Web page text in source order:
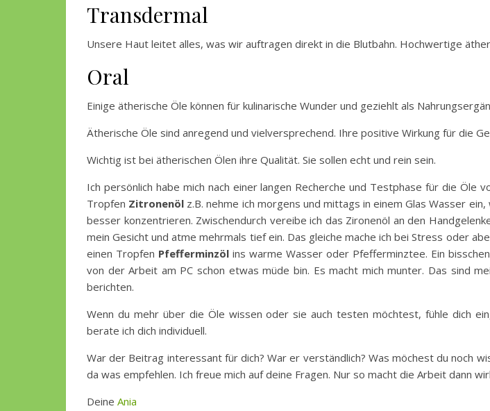
Transdermal
Unsere Haut leitet alles, was wir auftragen direkt in die Blutbahn. Hochwertige
Oral
Einige ätherische Öle können für kulinarische Wunder und geziehlt als
Ätherische Öle sind anregend und vielversprechend. Ihre positive Wirkung für die
Wichtig ist bei ätherischen Ölen ihre Qualität. Sie sollen echt und rein sein.
Ich persönlich habe mich nach einer langen Recherche und Testphase für die Öle
Tropfen Zitronenöl z.B. nehme ich morgens und mittags in einem Glas Wasser
besser konzentrieren. Zwischendurch vereibe ich das Zironenöl an den
mein Gesicht und atme mehrmals tief ein. Das gleiche mache ich bei Stress oder
einen Tropfen Pfefferminzöl ins warme Wasser oder Pfefferminztee. Ein
von der Arbeit am PC schon etwas müde bin. Es macht mich munter. Das sind
berichten.
Wenn du mehr über die Öle wissen oder sie auch testen möchtest, fühle dich
berate ich dich individuell.
War der Beitrag interessant für dich? War er verständlich? Was möchest du noch
da was empfehlen. Ich freue mich auf deine Fragen. Nur so macht die Arbeit dann
Deine Ania